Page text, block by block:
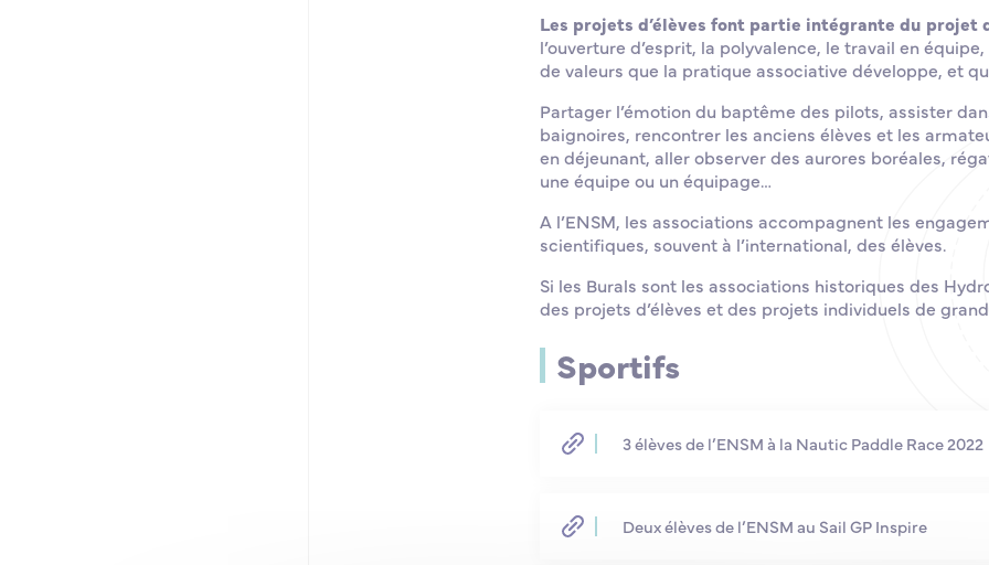
Les projets d’élèves font partie intégrante du projet
l’ouverture d’esprit, la polyvalence, le travail en
de valeurs que la pratique associative développe, et
Partager l’émotion du baptême des pilots, assister
baignoires, rencontrer les anciens élèves et les
en déjeunant, aller observer des aurores boréales,
une équipe ou un équipage…
A l’ENSM, les associations accompagnent les
scientifiques, souvent à l’international, des élèves.
Si les Burals sont les associations historiques des
des projets d’élèves et des projets individuels de
Sportifs
3 élèves de l’ENSM à la Nautic Paddle Race 2022
Deux élèves de l’ENSM au Sail GP Inspire